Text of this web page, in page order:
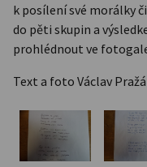
k posílení své morálky
do pěti skupin a
prohlédnout ve
Text a foto Václav